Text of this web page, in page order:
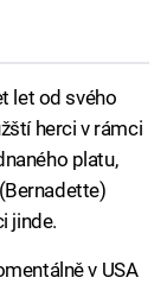
let od svého
herci v rámci
platu,
jinde.
v USA